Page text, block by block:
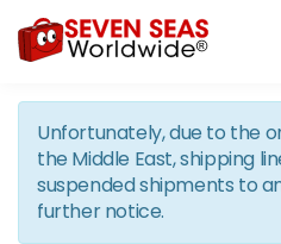
Skip to the
Unfortunately, due to the
the Middle East, shipping
suspended shipments to
further notice.